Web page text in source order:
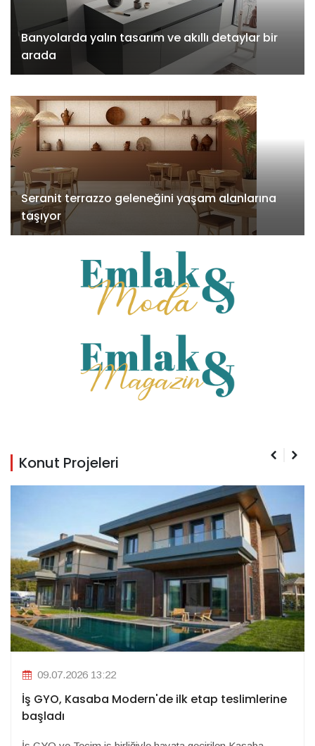
Banyolarda yalın tasarım ve akıllı detaylar bir
arada
Seranit terrazzo geleneğini yaşam alanlarına
taşıyor
Konut Projeleri
09.07.2026 13:22
İş GYO, Kasaba Modern'de ilk etap teslimlerine
başladı